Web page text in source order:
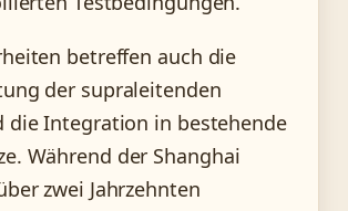
betreffen auch die
der supraleitenden
die Integration in bestehende
Während der Shanghai
zwei Jahrzehnten